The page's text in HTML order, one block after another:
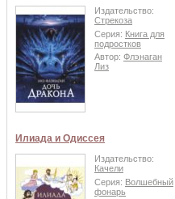
Издательство:
Стрекоза
Серия: Книга для
подростков
Автор: Флэнаган
Лиз
Илиада и Одиссея
Издательство:
Качели
Серия: Волшебный
фонарь